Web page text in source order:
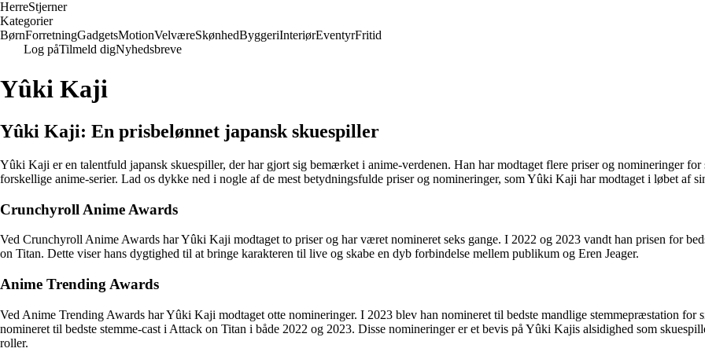
HerreStjerner
Kategorier
BørnForretningGadgetsMotionVelværeSkønhedByggeriInteriørEventyrFritid
Log påTilmeld digNyhedsbreve
Yûki Kaji
Yûki Kaji: En prisbelønnet japansk skuespiller
Yûki Kaji er en talentfuld japansk skuespiller, der har gjort sig bemærket i anime-verdenen. Han har modtaget flere priser og nomineringer for
forskellige anime-serier. Lad os dykke ned i nogle af de mest betydningsfulde priser og nomineringer, som Yûki Kaji har modtaget i løbet af
Crunchyroll Anime Awards
Ved Crunchyroll Anime Awards har Yûki Kaji modtaget to priser og har været nomineret seks gange. I 2022 og 2023 vandt han prisen for
on Titan. Dette viser hans dygtighed til at bringe karakteren til live og skabe en dyb forbindelse mellem publikum og Eren Jeager.
Anime Trending Awards
Ved Anime Trending Awards har Yûki Kaji modtaget otte nomineringer. I 2023 blev han nomineret til bedste mandlige stemmepræstation
nomineret til bedste stemme-cast i Attack on Titan i både 2022 og 2023. Disse nomineringer er et bevis på Yûki Kajis alsidighed som
roller.